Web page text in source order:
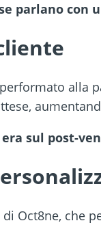
parlano con
alla
sul post-
di Oct8ne,